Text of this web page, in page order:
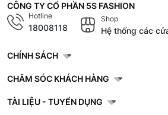
CÔNG TY CỔ PHẦN 5S FASHION
Hotline
18008118
Shop
Hệ thống các
CHÍNH SÁCH
CHĂM SÓC KHÁCH HÀNG
TÀI LIỆU - TUYỂN DỤNG